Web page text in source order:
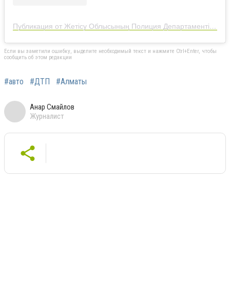
Публикация от Жетісу Облысының Полиция Департаменті (@zhetysu.police)
Если вы заметили ошибку, выделите необходимый текст и нажмите Ctrl+Enter, чтобы
сообщить об этом редакции
#авто #ДТП #Алматы
Анар Смайлов
Журналист